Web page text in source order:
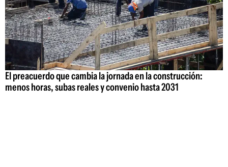
El preacuerdo que cambia la jornada en la construcción:
menos horas, subas reales y convenio hasta 2031